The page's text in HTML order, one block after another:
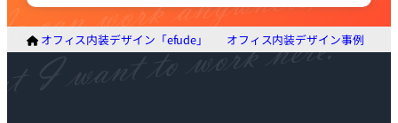
ン
ク
オフィス内装デザイン「efude」 オフィス内装デザイン事例